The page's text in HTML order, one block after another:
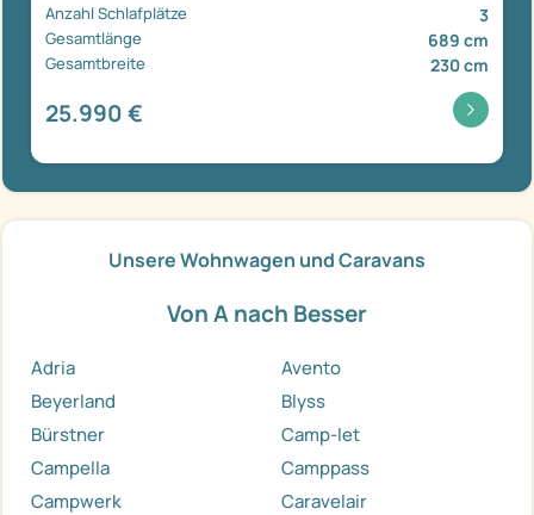
Anzahl Schlafplätze 3
Gesamtlänge 689 cm
Gesamtbreite 230 cm
25.990 €
Unsere Wohnwagen und Caravans
Von A nach Besser
Adria
Avento
Beyerland
Blyss
Bürstner
Camp-let
Campella
Camppass
Campwerk
Caravelair